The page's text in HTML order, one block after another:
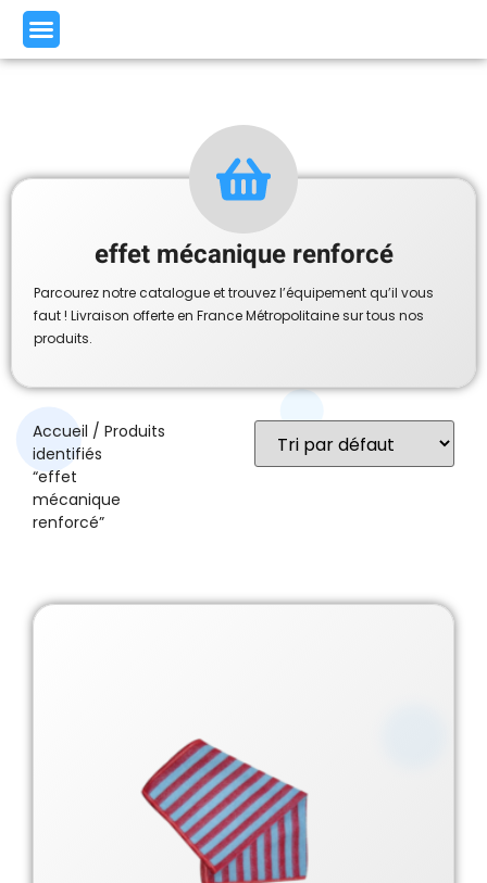
effet mécanique renforcé
Parcourez notre catalogue et trouvez l’équipement qu’il vous
faut ! Livraison offerte en France Métropolitaine sur tous nos
produits.
Accueil / Produits
identifiés
“effet
mécanique
renforcé”